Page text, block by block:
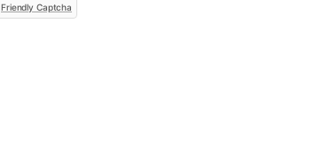
Friendly Captcha